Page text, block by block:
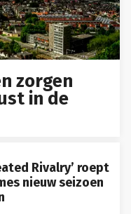
zorgen
in de
Rivalry’ roept
nieuw seizoen